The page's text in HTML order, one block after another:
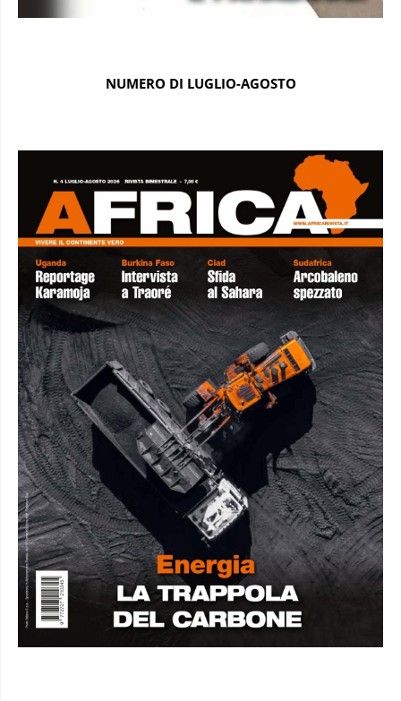
NUMERO DI LUGLIO-AGOSTO